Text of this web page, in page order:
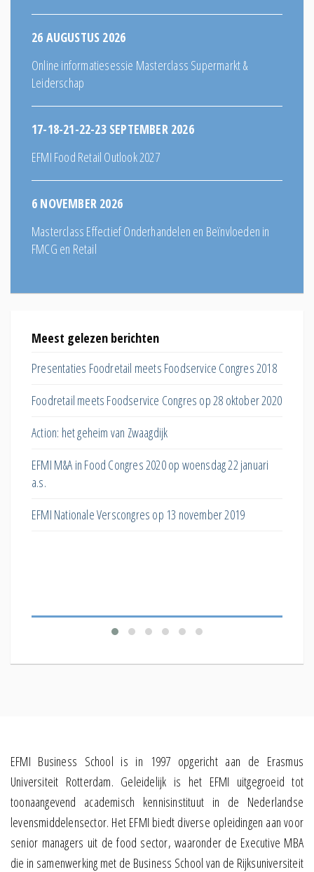
26 AUGUSTUS 2026
Online informatiesessie Masterclass Supermarkt &
Leiderschap
17-18-21-22-23 SEPTEMBER 2026
EFMI Food Retail Outlook 2027
6 NOVEMBER 2026
Masterclass Effectief Onderhandelen en Beïnvloeden in
FMCG en Retail
Meest gelezen berichten
Presentaties Foodretail meets Foodservice Congres 2018
Foodretail meets Foodservice Congres op 28 oktober 2020
Action: het geheim van Zwaagdijk
EFMI M&A in Food Congres 2020 op woensdag 22 januari
a.s.
EFMI Nationale Verscongres op 13 november 2019
EFMI Business School is in 1997 opgericht aan de Erasmus
Universiteit Rotterdam. Geleidelijk is het EFMI uitgegroeid tot
toonaangevend academisch kennisinstituut in de Nederlandse
levensmiddelensector. Het EFMI biedt diverse opleidingen aan voor
senior managers uit de food sector, waaronder de Executive MBA
die in samenwerking met de Business School van de Rijksuniversiteit